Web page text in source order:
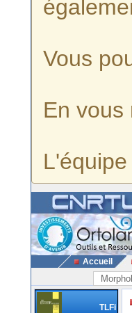
Vous
En vous
Accueil
TLFi